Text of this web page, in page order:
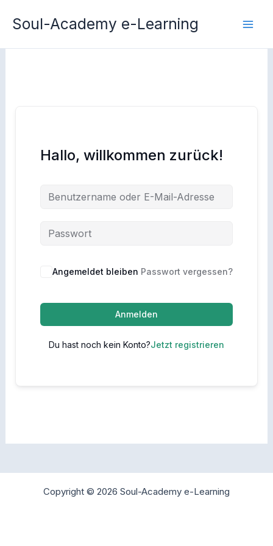
InhaltSoul-Academy e-Learning
Hallo, willkommen zurück!
Angemeldet bleiben Passwort vergessen?
Anmelden
Du hast noch kein Konto?Jetzt registrieren
Copyright © 2026 Soul-Academy e-Learning